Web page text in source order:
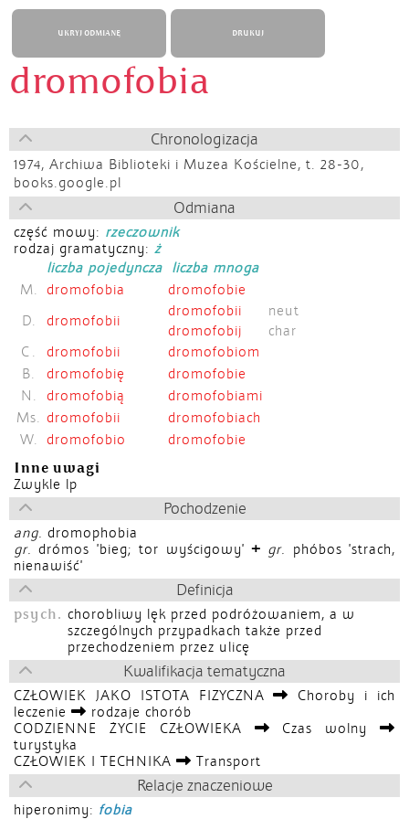
UKRYJ ODMIANĘ DRUKUJ
dromofobia
Chronologizacja
1974, Archiwa Biblioteki i Muzea Kościelne, t. 28-30,
books.google.pl
Odmiana
część mowy: rzeczownik
rodzaj gramatyczny: ż
liczba pojedyncza
liczba mnoga
M.
dromofobia
dromofobie
D.
dromofobii
dromofobii
neut
dromofobij
char
C.
dromofobii
dromofobiom
B.
dromofobię
dromofobie
N.
dromofobią
dromofobiami
Ms. dromofobii
dromofobiach
W.
dromofobio dromofobie
Inne uwagi
Zwykle lp
Pochodzenie
ang. dromophobia
gr. drómos 'bieg; tor wyścigowy' + gr. phóbos 'strach,
nienawiść'
Definicja
psych. chorobliwy lęk przed podróżowaniem, a w
szczególnych przypadkach także przed
przechodzeniem przez ulicę
Kwalifikacja tematyczna
CZŁOWIEK JAKO ISTOTA FIZYCZNA
Choroby i ich
leczenie
rodzaje chorób
CODZIENNE ŻYCIE CZŁOWIEKA
Czas wolny
turystyka
CZŁOWIEK I TECHNIKA
Transport
Relacje znaczeniowe
hiperonimy: fobia